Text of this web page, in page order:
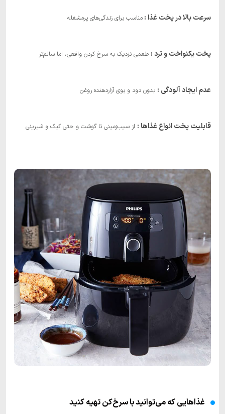
سرعت بالا در پخت غذا : مناسب برای زندگی‌های پرمشغله
پخت یکنواخت و ترد : طعمی نزدیک به سرخ کردن واقعی، اما سالم‌تر
عدم ایجاد آلودگی : بدون دود و بوی آزاردهنده روغن
قابلیت پخت انواع غذاها : از سیب‌زمینی تا گوشت و حتی کیک و شیرینی
غذاهایی که می‌توانید با سرخ‌کن تهیه کنید